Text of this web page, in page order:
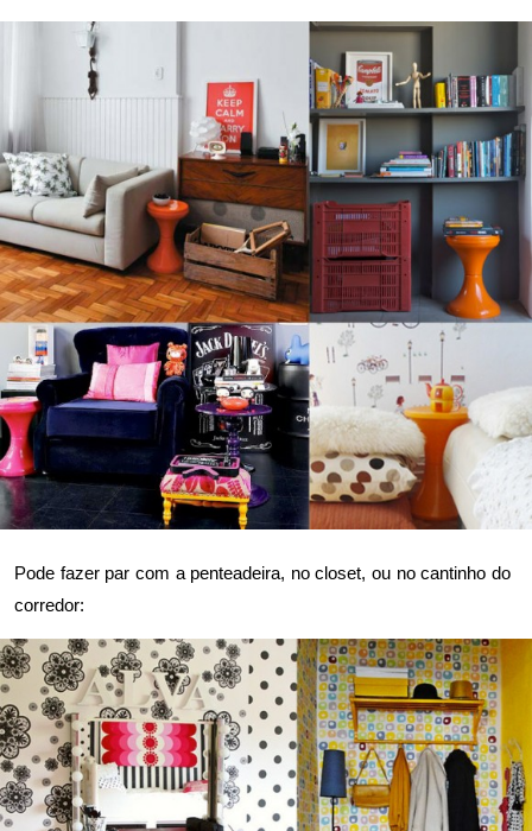
Pode fazer par com a penteadeira, no closet, ou no cantinho do
corredor: